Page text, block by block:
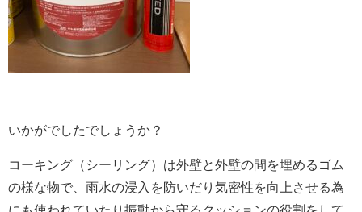
いかがでしたでしょうか？
コーキング（シーリング）は外壁と外壁の間を埋めるゴム
の様な物で、雨水の浸入を防いだり気密性を向上させる為